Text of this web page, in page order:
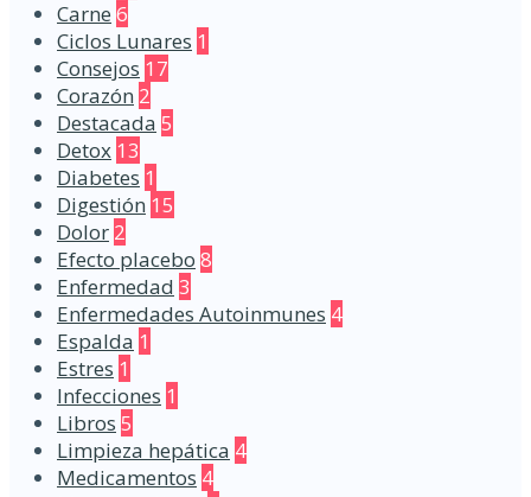
Carne 6
Ciclos Lunares 1
Consejos 17
Corazón 2
Destacada 5
Detox 13
Diabetes 1
Digestión 15
Dolor 2
Efecto placebo 8
Enfermedad 3
Enfermedades Autoinmunes 4
Espalda 1
Estres 1
Infecciones 1
Libros 5
Limpieza hepática 4
Medicamentos 4